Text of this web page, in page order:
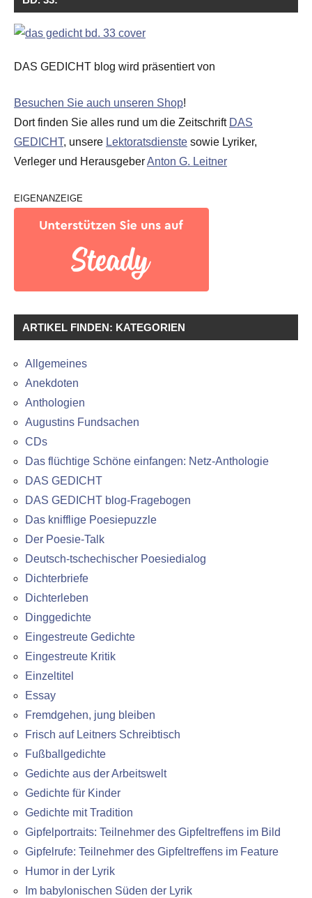
DAS GEDICHT blog wird präsentiert von
Besuchen Sie auch unseren Shop!
Dort finden Sie alles rund um die Zeitschrift DAS
GEDICHT, unsere Lektoratsdienste sowie Lyriker,
Verleger und HerausgeberAnton G. Leitner
EIGENANZEIGE
ARTIKEL FINDEN: KATEGORIEN
Allgemeines
Anekdoten
Anthologien
Augustins Fundsachen
CDs
Das flüchtige Schöne einfangen: Netz-Anthologie
DAS GEDICHT
DAS GEDICHT blog-Fragebogen
Das knifflige Poesiepuzzle
Der Poesie-Talk
Deutsch-tschechischer Poesiedialog
Dichterbriefe
Dichterleben
Dinggedichte
Eingestreute Gedichte
Eingestreute Kritik
Einzeltitel
Essay
Fremdgehen, jung bleiben
Frisch auf Leitners Schreibtisch
Fußballgedichte
Gedichte aus der Arbeitswelt
Gedichte für Kinder
Gedichte mit Tradition
Gipfelportraits: Teilnehmer des Gipfeltreffens im Bild
Gipfelrufe: Teilnehmer des Gipfeltreffens im Feature
Humor in der Lyrik
Im babylonischen Süden der Lyrik